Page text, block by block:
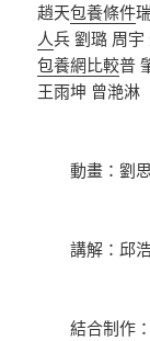
趙天包養條件
人兵 劉璐 周
包養網比較普
王雨坤 曾滟淋
動畫：劉思
講解：邱浩
結合制作：